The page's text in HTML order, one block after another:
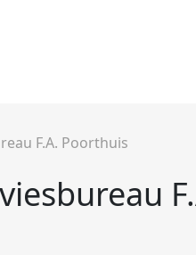
F.A. Poorthuis